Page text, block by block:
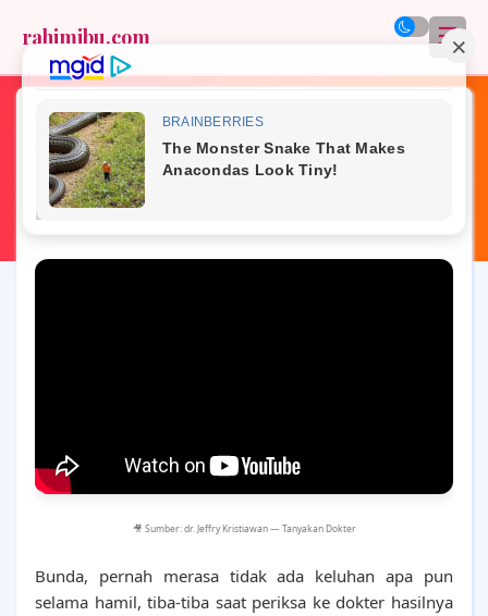
rahimibu.com ☰
Home»nutrisi ibu dan anak»tanyakan dokter
Waspada! Ibu Hamil Kurang Vitamin
Sering Tanpa Gejala, Ini yang Perlu
Diketahui
🎥 Sumber: dr. Jeffry Kristiawan — Tanyakan Dokter
Bunda, pernah merasa tidak ada keluhan apa pun
selama hamil, tiba-tiba saat periksa ke dokter hasilnya